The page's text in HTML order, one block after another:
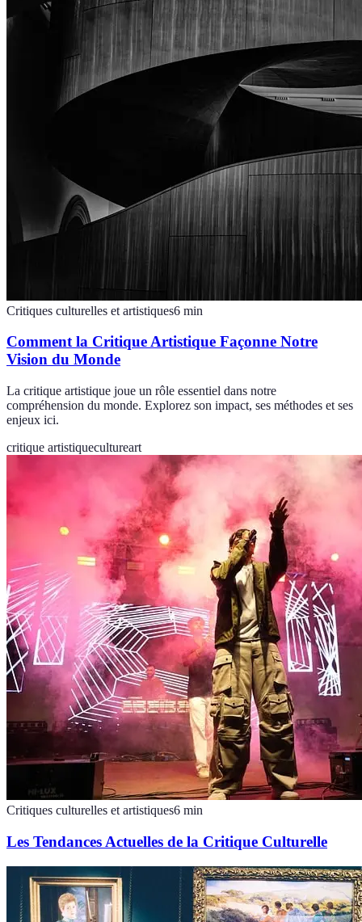
Critiques culturelles et artistiques6 min
Comment la Critique Artistique Façonne Notre
Vision du Monde
La critique artistique joue un rôle essentiel dans notre
compréhension du monde. Explorez son impact, ses méthodes et ses
enjeux ici.
critique artistiquecultureart
Critiques culturelles et artistiques6 min
Les Tendances Actuelles de la Critique Culturelle